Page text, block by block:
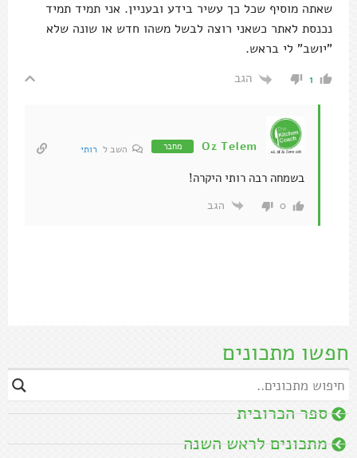
חפשו מתכונים
ספר הכרובית
מתכונים לראש השנה
שאתה מוסיף שכל כך עשיר בידע ובעניין. אני תמיד תמיד
נכנסת לאתר כשאני רוצה לבשל משהו חדש או שונה שלא
"יושב" לי בראש.
1 הגב
Oz Telem מחבר השב ל רותי
בשמחה רבה רותי היקרה!
0 הגב